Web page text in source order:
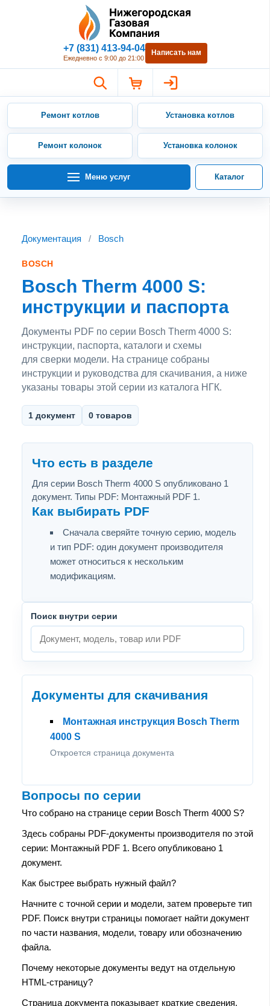
Нижегородская Газовая
+7 (831) 413-94-04
Ежедневно с 9:00 до 21:00
Написать нам
Ремонт котлов Установка котлов
Ремонт колонок Установка колонок
Меню услуг Каталог
Документация / Bosch
BOSCH
Bosch Therm 4000 S:
инструкции и паспорта
Документы PDF по серии Bosch Therm 4000 S:
инструкции, паспорта, каталоги и схемы
для сверки модели. На странице собраны
инструкции и руководства для скачивания, а ниже
указаны товары этой серии из каталога НГК.
1 документ 0 товаров
Что есть в разделе
Для серии Bosch Therm 4000 S опубликовано 1
документ. Типы PDF: Монтажный PDF 1.
Как выбирать PDF
Сначала сверяйте точную серию, модель
и тип PDF: один документ производителя
может относиться к нескольким
модификациям.
Поиск внутри серии
Документы для скачивания
Монтажная инструкция Bosch Therm
4000 S
Откроется страница документа
Вопросы по серии
Что собрано на странице серии Bosch Therm 4000 S?
Здесь собраны PDF-документы производителя по этой
серии: Монтажный PDF 1. Всего опубликовано 1
документ.
Как быстрее выбрать нужный файл?
Начните с точной серии и модели, затем проверьте тип
PDF. Поиск внутри страницы помогает найти документ
по части названия, модели, товару или обозначению
файла.
Почему некоторые документы ведут на отдельную
HTML-страницу?
Страница документа показывает краткие сведения,